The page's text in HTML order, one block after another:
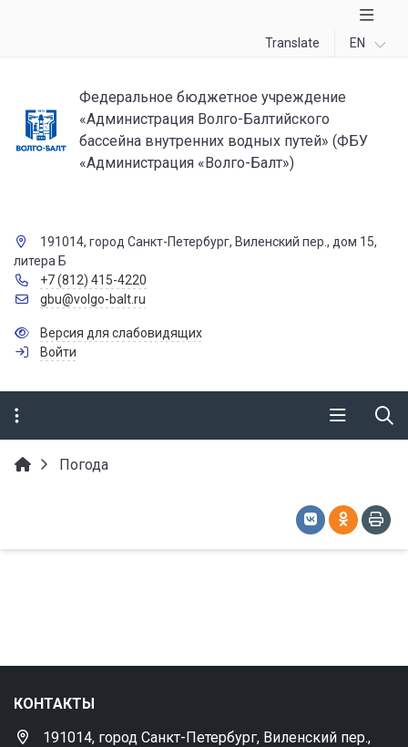
Translate EN
Федеральное бюджетное учреждение
«Администрация Волго-Балтийского
бассейна внутренних водных путей» (ФБУ
«Администрация «Волго-Балт»)
191014, город Санкт-Петербург, Виленский пер., дом 15,
литера Б
+7 (812) 415-4220
gbu@volgo-balt.ru
Версия для слабовидящих
Войти
Погода
КОНТАКТЫ
191014, город Санкт-Петербург, Виленский пер.,